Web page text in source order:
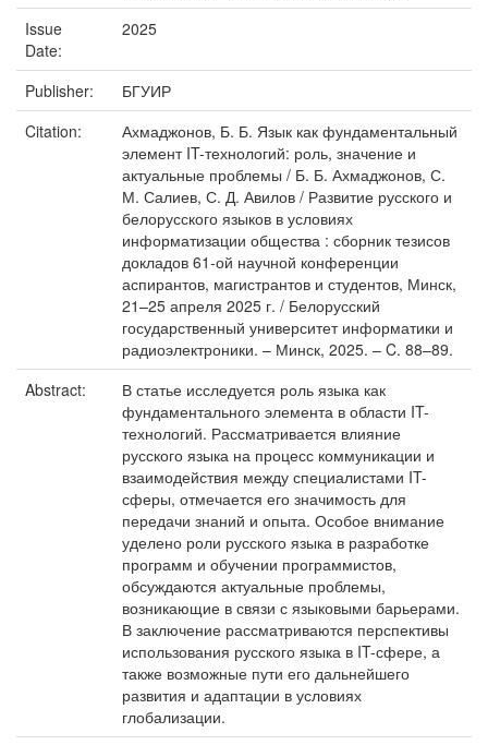
Issue
Date:
2025
Publisher:
БГУИР
Citation:
Ахмаджонов, Б. Б. Язык как фундаментальный
элемент IT-технологий: роль, значение и
актуальные проблемы / Б. Б. Ахмаджонов, С.
М. Салиев, С. Д. Авилов / Развитие русского и
белорусского языков в условиях
информатизации общества : сборник тезисов
докладов 61-ой научной конференции
аспирантов, магистрантов и студентов, Минск,
21–25 апреля 2025 г. / Белорусский
государственный университет информатики и
радиоэлектроники. – Минск, 2025. – C. 88–89.
Abstract:
В статье исследуется роль языка как
фундаментального элемента в области IT-
технологий. Рассматривается влияние
русского языка на процесс коммуникации и
взаимодействия между специалистами IT-
сферы, отмечается его значимость для
передачи знаний и опыта. Особое внимание
уделено роли русского языка в разработке
программ и обучении программистов,
обсуждаются актуальные проблемы,
возникающие в связи с языковыми барьерами.
В заключение рассматриваются перспективы
использования русского языка в IT-сфере, а
также возможные пути его дальнейшего
развития и адаптации в условиях
глобализации.